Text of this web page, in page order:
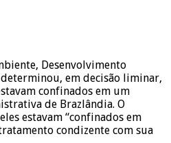
Desenvolvimento
em decisão liminar,
confinados em um
de Brazlândia. O
estavam “confinados em
condizente com sua